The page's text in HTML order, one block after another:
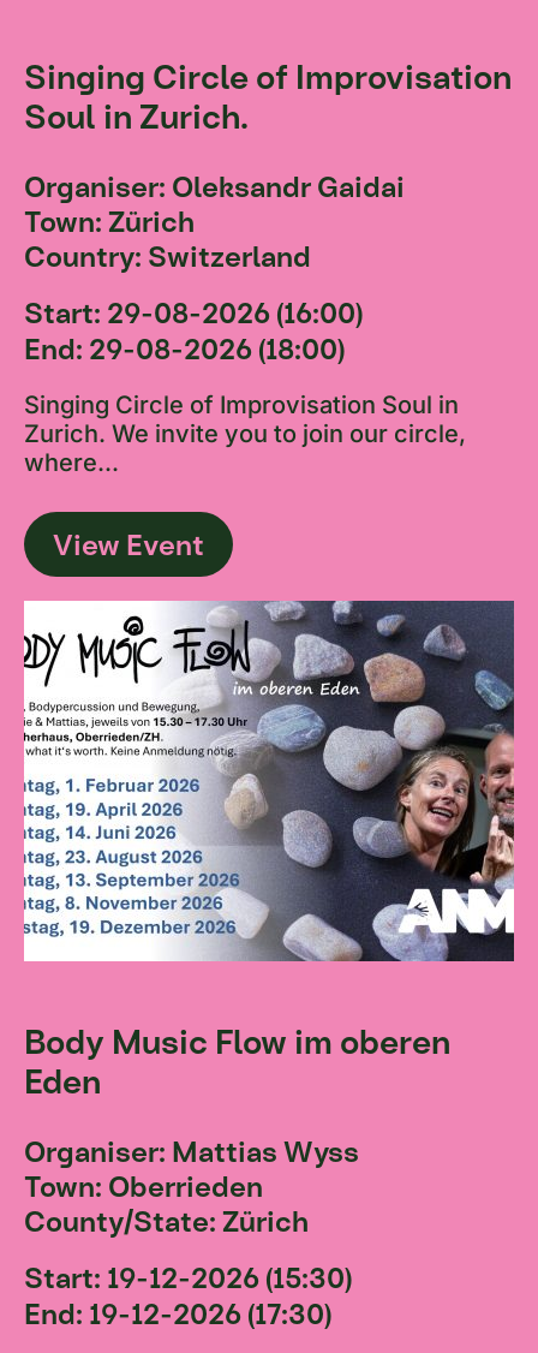
Singing Circle of Improvisation
Soul in Zurich.
Organiser: Oleksandr Gaidai
Town: Zürich
Country: Switzerland
Start: 29-08-2026 (16:00)
End: 29-08-2026 (18:00)
Singing Circle of Improvisation Soul in
Zurich. We invite you to join our circle,
where...
View Event
Body Music Flow im oberen
Eden
Organiser: Mattias Wyss
Town: Oberrieden
County/State: Zürich
Start: 19-12-2026 (15:30)
End: 19-12-2026 (17:30)